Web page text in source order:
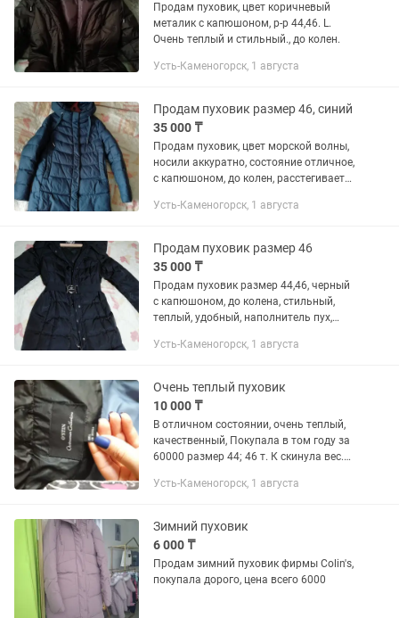
Продам пуховик, цвет коричневый
металик с капюшоном, р-р 44,46. L.
Очень теплый и стильный., до колен.
Усть-Каменогорск, 1 августа
Продам пуховик размер 46, синий
35 000 ₸
Продам пуховик, цвет морской волны,
носили аккуратно, состояние отличное,
с капюшоном, до колен, расстегивается
теплый, удобный!
Усть-Каменогорск, 1 августа
Продам пуховик размер 46
35 000 ₸
Продам пуховик размер 44,46, черный
с капюшоном, до колена, стильный,
теплый, удобный, наполнитель пух,
Усть-Каменогорск, 1 августа
Очень теплый пуховик
10 000 ₸
В отличном состоянии, очень теплый,
качественный, Покупала в том году за
60000 размер 44; 46 т. К скинула вес.
Усть-Каменогорск, 1 августа
Зимний пуховик
6 000 ₸
Продам зимний пуховик фирмы Colin's,
покупала дорого, цена всего 6000